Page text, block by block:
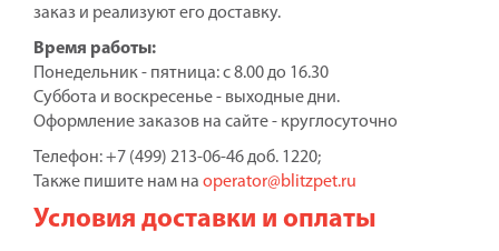
заказ и реализуют его доставку.
Время работы:
Понедельник - пятница: с 8.00 до 16.30
Суббота и воскресенье - выходные дни.
Оформление заказов на сайте - круглосуточно
Телефон: +7 (499) 213-06-46 доб. 1220;
Также пишите нам на operator@blitzpet.ru
Условия доставки и оплаты